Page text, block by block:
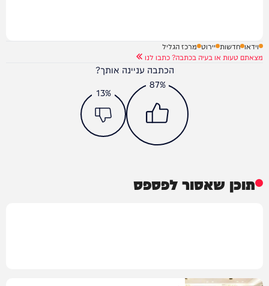
וידאו חדשות יירוט מרכז הגליל
מצאתם טעות או בעיה בכתבה? כתבו לנו
הכתבה עניינה אותך?
87%
13%
תוכן שאסור לפספס